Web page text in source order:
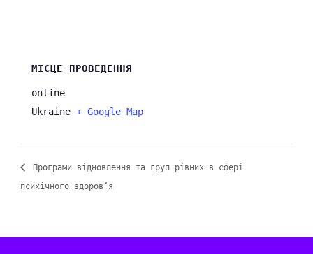
МІСЦЕ ПРОВЕДЕННЯ
online
Ukraine + Google Map
Програми відновлення та груп рівних в сфері
психічного здоров’я